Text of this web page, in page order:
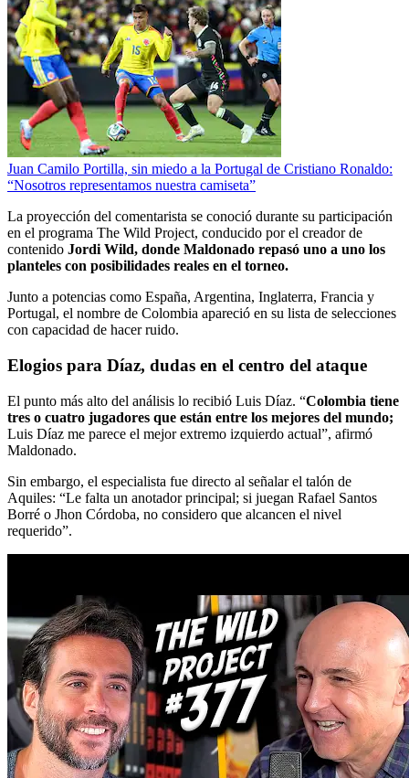
Juan Camilo Portilla, sin miedo a la Portugal de Cristiano Ronaldo:
“Nosotros representamos nuestra camiseta”
La proyección del comentarista se conoció durante su participación
en el programa The Wild Project, conducido por el creador de
contenido Jordi Wild, donde Maldonado repasó uno a uno los
planteles con posibilidades reales en el torneo.
Junto a potencias como España, Argentina, Inglaterra, Francia y
Portugal, el nombre de Colombia apareció en su lista de selecciones
con capacidad de hacer ruido.
Elogios para Díaz, dudas en el centro del ataque
El punto más alto del análisis lo recibió Luis Díaz. “Colombia tiene
tres o cuatro jugadores que están entre los mejores del mundo;
Luis Díaz me parece el mejor extremo izquierdo actual”, afirmó
Maldonado.
Sin embargo, el especialista fue directo al señalar el talón de
Aquiles: “Le falta un anotador principal; si juegan Rafael Santos
Borré o Jhon Córdoba, no considero que alcancen el nivel
requerido”.